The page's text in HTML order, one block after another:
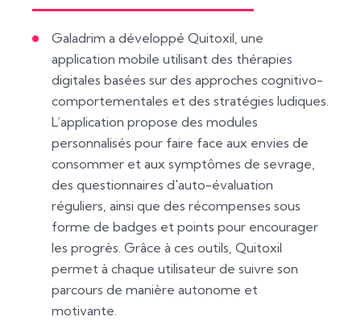
Galadrim a développé Quitoxil, une
application mobile utilisant des thérapies
digitales basées sur des approches cognitivo-
comportementales et des stratégies ludiques.
L’application propose des modules
personnalisés pour faire face aux envies de
consommer et aux symptômes de sevrage,
des questionnaires d'auto-évaluation
réguliers, ainsi que des récompenses sous
forme de badges et points pour encourager
les progrès. Grâce à ces outils, Quitoxil
permet à chaque utilisateur de suivre son
parcours de manière autonome et
motivante.